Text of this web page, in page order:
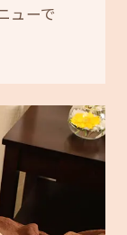
ューで